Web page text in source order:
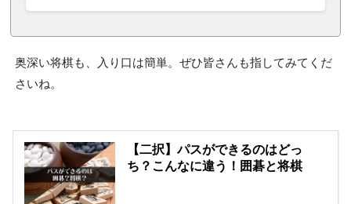
奥深い将棋も、入り口は簡単。ぜひ皆さんも指してみてくだ
さいね。
【二択】パスができるのはどっ
ち？こんなに違う！囲碁と将棋